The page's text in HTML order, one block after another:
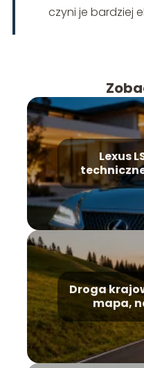
czyni je bardziej
Lexus
Droga
mapa,